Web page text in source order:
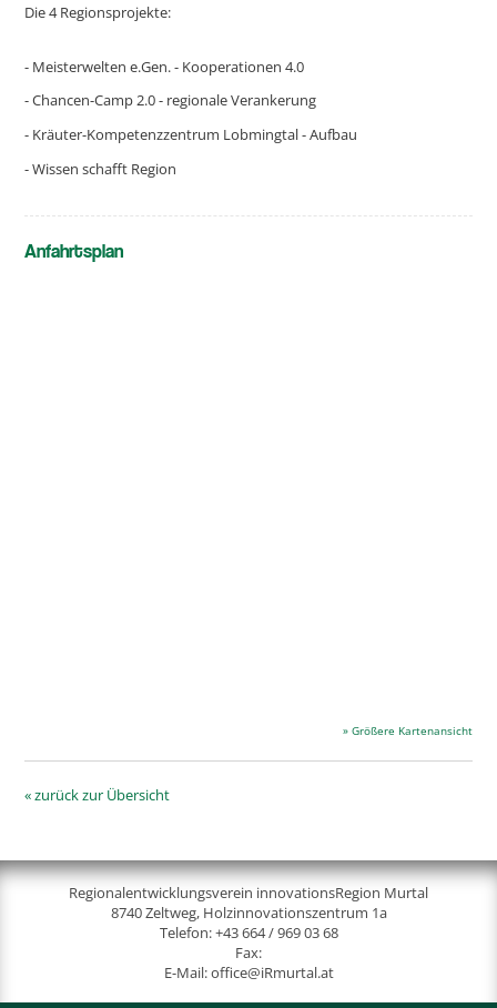
Die 4 Regionsprojekte:
- Meisterwelten e.Gen. - Kooperationen 4.0
- Chancen-Camp 2.0 - regionale Verankerung
- Kräuter-Kompetenzzentrum Lobmingtal - Aufbau
- Wissen schafft Region
Anfahrtsplan
» Größere Kartenansicht
« zurück zur Übersicht
Regionalentwicklungsverein innovationsRegion Murtal
8740 Zeltweg, Holzinnovationszentrum 1a
Telefon:+43 664 / 969 03 68
Fax:
E-Mail:office@iRmurtal.at